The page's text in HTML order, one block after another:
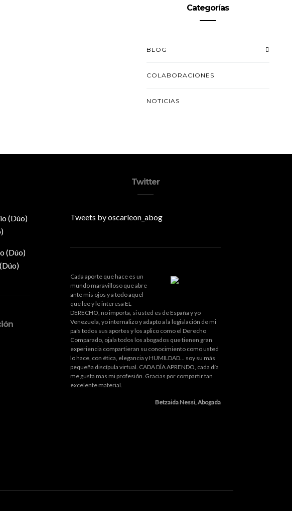
Categorías
BLOG
COLABORACIONES
NOTICIAS
Twitter
Tweets by oscarleon_abog
Cada aporte que hace es un
mundo maravilloso que abre
ante mis ojos y a todo aquel
que lee y le interesa EL
DERECHO, no importa, si usted es de España y yo
Venezuela, yo internalizo y adapto a la legislación de mi
país todos sus aportes y los aplico como el Derecho
Comparado, ojala todos los abogados que tienen gran
experiencia compartieran su conocimiento como usted
lo hace, con ética, elegancia y HUMILDAD... soy su más
pequeña discípula virtual. CADA DÍA APRENDO, cada día
me gusta mas mi profesión. Gracias por compartir tan
excelente material.
Betzaida Nessi, Abogada